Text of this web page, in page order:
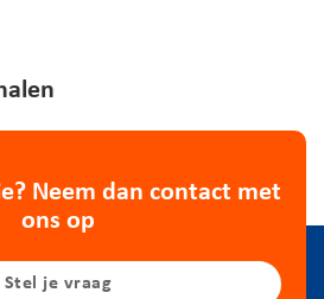
Neem dan contact met
ons op
Stel je vraag